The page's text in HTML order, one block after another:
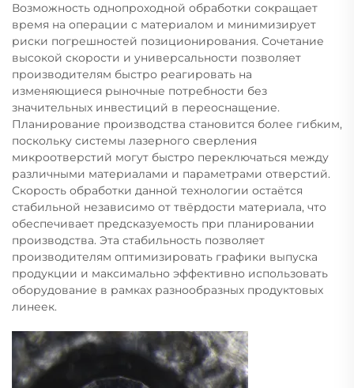
Возможность однопроходной обработки сокращает
время на операции с материалом и минимизирует
риски погрешностей позиционирования. Сочетание
высокой скорости и универсальности позволяет
производителям быстро реагировать на
изменяющиеся рыночные потребности без
значительных инвестиций в переоснащение.
Планирование производства становится более гибким,
поскольку системы лазерного сверления
микроотверстий могут быстро переключаться между
различными материалами и параметрами отверстий.
Скорость обработки данной технологии остаётся
стабильной независимо от твёрдости материала, что
обеспечивает предсказуемость при планировании
производства. Эта стабильность позволяет
производителям оптимизировать графики выпуска
продукции и максимально эффективно использовать
оборудование в рамках разнообразных продуктовых
линеек.